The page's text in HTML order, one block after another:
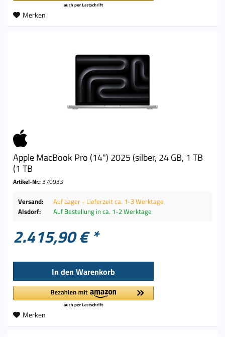
Merken
Apple MacBook Pro (14") 2025 (silber, 24 GB, 1 TB
(1 TB
Artikel-Nr.:370933
Versand:
Auf Lager - Lieferzeit ca. 1-3 Werktage
Alsdorf:
Auf Bestellung in ca. 1-2 Werktage
2.415,90 € *
In den Warenkorb
Merken